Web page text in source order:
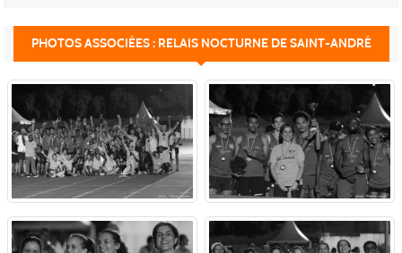
PHOTOS ASSOCIÉES : RELAIS NOCTURNE DE SAINT-ANDRÉ